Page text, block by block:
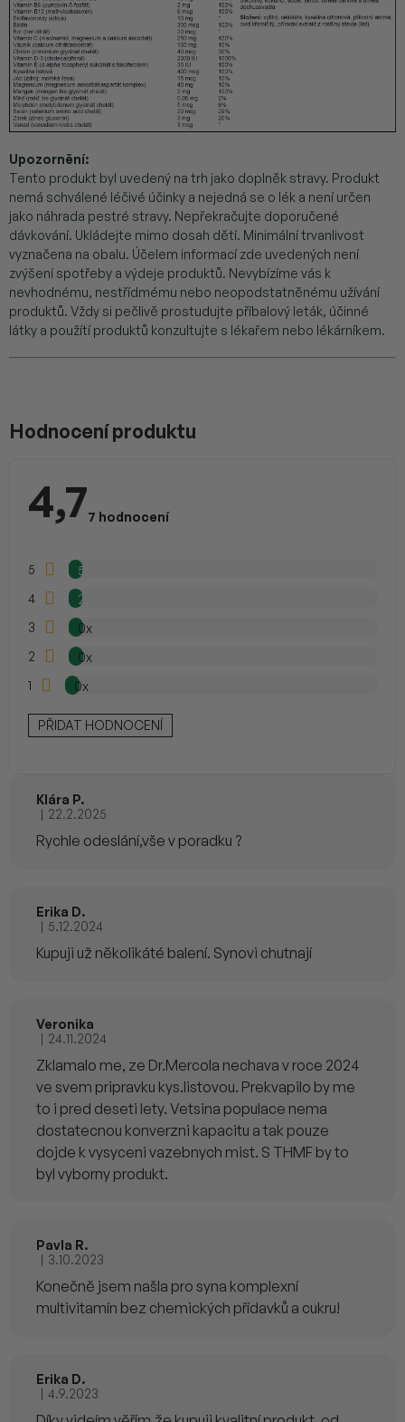
Upozornění:
Tento produkt byl uvedený na trh jako doplněk stravy. Produkt
nemá schválené léčivé účinky a nejedná se o lék a není určen
jako náhrada pestré stravy. Nepřekračujte doporučené
dávkování. Ukládejte mimo dosah dětí. Minimální trvanlivost
vyznačena na obalu. Účelem informací zde uvedených není
zvýšení spotřeby a výdeje produktů. Nevybízíme vás k
nevhodnému, nestřídmému nebo neopodstatněnému užívání
produktů. Vždy si pečlivě prostudujte příbalový leták, účinné
látky a použítí produktů konzultujte s lékařem nebo lékárníkem.
Hodnocení produktu
4,77 hodnocení
5
5x
4
2x
3
0x
2
0x
1
0x
PŘIDAT HODNOCENÍ
i
Klára P.
Hodnocení produktu je 4 z 5 hvězdiček.
| 22.2.2025
Rychle odeslání,vše v poradku ?
Erika D.
Hodnocení produktu je 5 z 5 hvězdiček.
| 5.12.2024
Kupuji už několikáté balení. Synovi chutnají
Veronika
Hodnocení produktu je 5 z 5 hvězdiček.
| 24.11.2024
Zklamalo me, ze Dr.Mercola nechava v roce 2024
ve svem pripravku kys.listovou. Prekvapilo by me
to i pred deseti lety. Vetsina populace nema
dostatecnou konverzni kapacitu a tak pouze
dojde k vysyceni vazebnych mist. S THMF by to
byl vyborny produkt.
Pavla R.
Hodnocení produktu je 5 z 5 hvězdiček.
| 3.10.2023
Konečně jsem našla pro syna komplexní
multivitamín bez chemických přídavků a cukru!
Erika D.
Hodnocení produktu je 5 z 5 hvězdiček.
| 4.9.2023